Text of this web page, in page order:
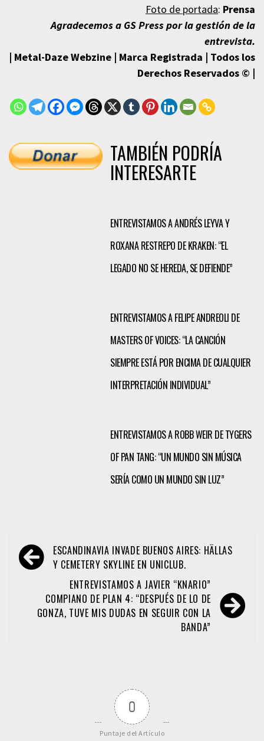
Foto de portada: Prensa
Agradecemos a GS Press por la gestión de la
entrevista.
| Metal-Daze Webzine | Marca Registrada | Todos los
Derechos Reservados © |
TAMBIÉN PODRÍA
INTERESARTE
ENTREVISTAMOS A ANDRÉS LEYVA Y
ROXANA RESTREPO DE KRAKEN: “EL
LEGADO NO SE HEREDA, SE DEFIENDE”
ENTREVISTAMOS A FELIPE ANDREOLI DE
MASTERS OF VOICES: “LA CANCIÓN
SIEMPRE ESTÁ POR ENCIMA DE CUALQUIER
INTERPRETACIÓN INDIVIDUAL”
ENTREVISTAMOS A ROBB WEIR DE TYGERS
OF PAN TANG: “UN MUNDO SIN MÚSICA
SERÍA COMO UN MUNDO SIN LUZ”
Navegación
de
entradas
ESCANDINAVIA INVADE BUENOS AIRES: HÄLLAS
Y CEMETERY SKYLINE EN UNICLUB.
ENTREVISTAMOS A JAVIER “KNARIO”
COMPIANO DE PLAN 4: “DESPUÉS DE LO DE
GONZA, TUVE MIS DUDAS EN SEGUIR CON LA
BANDA”
0
Puntaje del Artículo